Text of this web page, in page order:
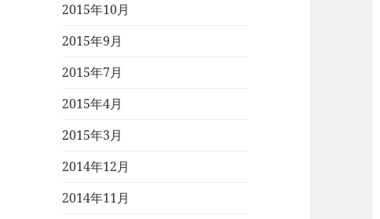
2015年10月
2015年9月
2015年7月
2015年4月
2015年3月
2014年12月
2014年11月